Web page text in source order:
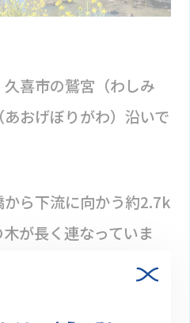
喜市の鷲宮（わしみ
おげぼりがわ）沿いで
ら下流に向かう約2.7k
が長く連なっていま
旬頃には、土手に咲く